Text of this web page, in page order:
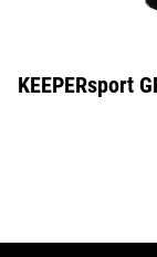
KEEPERsport